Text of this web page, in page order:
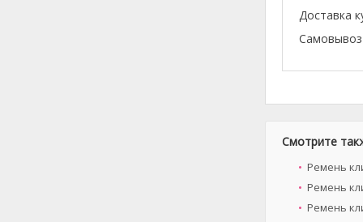
Доставка
Смотрите
Ремень
Ремень
Ремень